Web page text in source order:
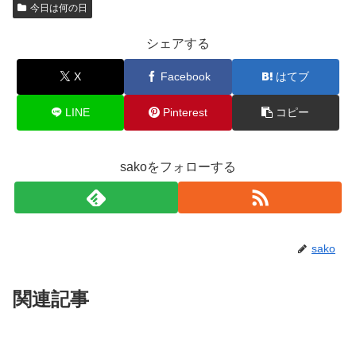
今日は何の日
シェアする
X Facebook はてブ
LINE Pinterest コピー
sakoをフォローする
sako
関連記事